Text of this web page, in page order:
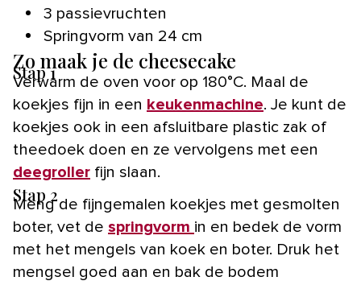
3 passievruchten
Springvorm van 24 cm
Zo maak je de cheesecake
Stap 1
Verwarm de oven voor op 180°C. Maal de
koekjes fijn in een keukenmachine. Je kunt de
koekjes ook in een afsluitbare plastic zak of
theedoek doen en ze vervolgens met een
deegroller fijn slaan.
Stap 2
Meng de fijngemalen koekjes met gesmolten
boter, vet de springvorm in en bedek de vorm
met het mengels van koek en boter. Druk het
mengsel goed aan en bak de bodem